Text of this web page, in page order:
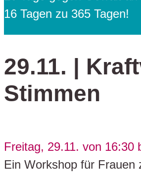
16 Tagen zu 365 Tagen!
29.11. |
Stimmen
Freitag, 29.11. von 16:30
Ein Workshop für Frauen